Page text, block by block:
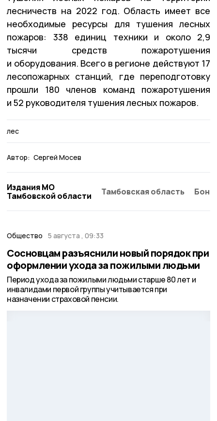
лесничеств на 2022 год. Область имеет все
необходимые ресурсы для тушения лесных
пожаров: 338 единиц техники и около 2,9
тысячи средств пожаротушения
и оборудования. Всего в регионе действуют 17
лесопожарных станций, где переподготовку
прошли 180 членов команд пожаротушения
и 52 руководителя тушения лесных пожаров.
лес
Автор: Сергей Мосев
Издания МО
Тамбовской области
Тамбовская область
Общество 5 августа , 09:33
Сосновцам разъяснили новый порядок при
оформлении ухода за пожилыми людьми
Период ухода за пожилыми людьми старше 80 лет и
инвалидами первой группы учитывается при
назначении страховой пенсии.